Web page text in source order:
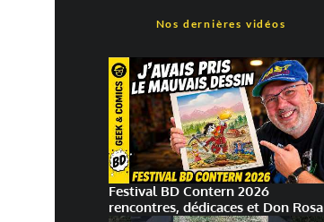
Nos dernières vidéos
Festival BD Contern 2026
rencontres, dédicaces et Don Rosa